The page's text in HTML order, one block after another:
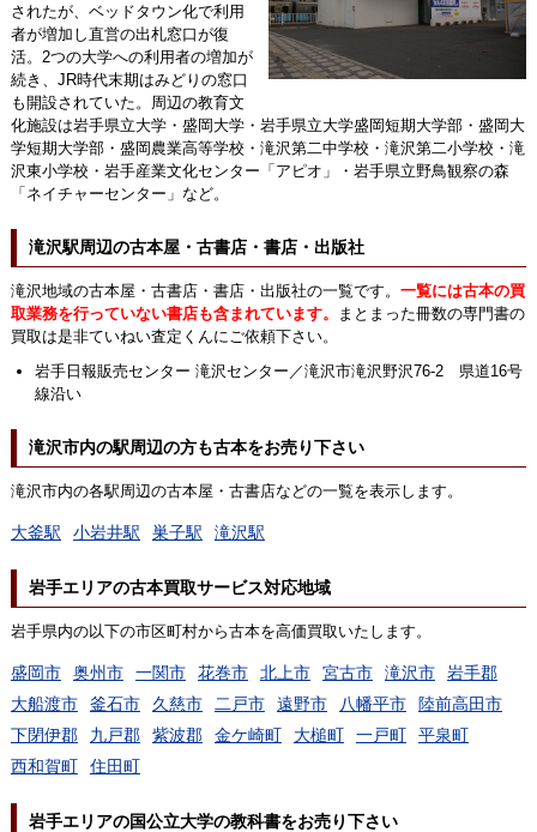
されたが、ベッドタウン化で利用
者が増加し直営の出札窓口が復
活。2つの大学への利用者の増加が
続き、JR時代末期はみどりの窓口
も開設されていた。周辺の教育文
化施設は岩手県立大学・盛岡大学・岩手県立大学盛岡短期大学部・盛岡大
学短期大学部・盛岡農業高等学校・滝沢第二中学校・滝沢第二小学校・滝
沢東小学校・岩手産業文化センター「アピオ」・岩手県立野鳥観察の森
「ネイチャーセンター」など。
滝沢駅周辺の古本屋・古書店・書店・出版社
滝沢地域の古本屋・古書店・書店・出版社の一覧です。 一覧には古本の買
取業務を行っていない書店も含まれています。
まとまった冊数の専門書の
買取は是非ていねい査定くんにご依頼下さい。
岩手日報販売センター 滝沢センター／滝沢市滝沢野沢76-2 県道16号
線沿い
滝沢市内の駅周辺の方も古本をお売り下さい
滝沢市内の各駅周辺の古本屋・古書店などの一覧を表示します。
大釜駅 小岩井駅 巣子駅 滝沢駅
岩手エリアの古本買取サービス対応地域
岩手県内の以下の市区町村から古本を高価買取いたします。
盛岡市 奥州市 一関市 花巻市 北上市 宮古市 滝沢市
岩手郡
大船渡市
釜石市 久慈市 二戸市 遠野市 八幡平市
陸前高田市
下閉伊郡
九戸郡 紫波郡 金ケ崎町 大槌町 一戸町
平泉町
西和賀町
住田町
岩手エリアの国公立大学の教科書をお売り下さい